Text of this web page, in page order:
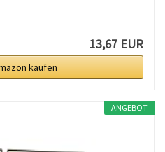
13,67 EUR
kaufen
ANGEBOT